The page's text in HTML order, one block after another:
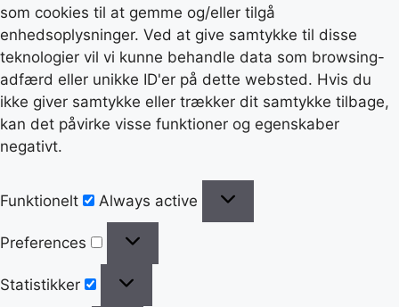
som cookies til at gemme og/eller tilgå
enhedsoplysninger. Ved at give samtykke til disse
teknologier vil vi kunne behandle data som browsing-
adfærd eller unikke ID'er på dette websted. Hvis du
ikke giver samtykke eller trækker dit samtykke tilbage,
kan det påvirke visse funktioner og egenskaber
negativt.
Funktionelt Always active
Preferences
Statistikker